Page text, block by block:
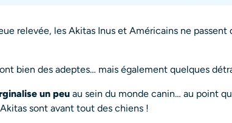
relevée, les Akitas Inus et Américains ne passent
bien des adeptes… mais également quelques
un peu au sein du monde canin… au point
sont avant tout des chiens !